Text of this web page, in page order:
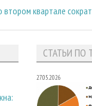
квартале
СТАТЬИ ПО
27.05.2026